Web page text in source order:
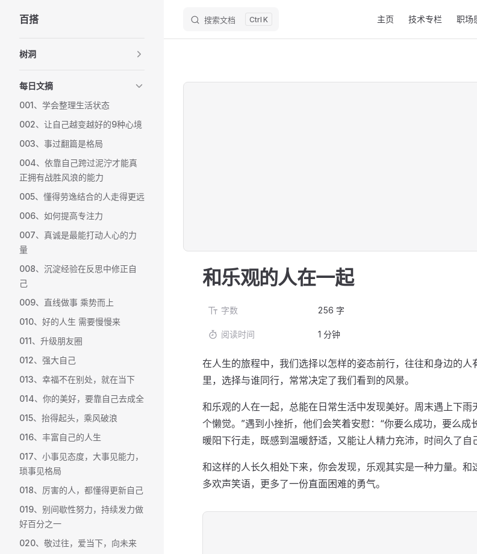
Skip to content
百搭 搜索文档 K 主页 技术专栏 职场
树洞
每日文摘
001、学会整理生活状态
002、让自己越变越好的9种心境
003、事过翻篇是格局
004、依靠自己跨过泥泞才能真
正拥有战胜风浪的能力
005、懂得劳逸结合的人走得更远
006、如何提高专注力
007、真诚是最能打动人心的力
量
008、沉淀经验在反思中修正自
己
009、直线做事 乘势而上
010、好的人生 需要慢慢来
011、升级朋友圈
012、强大自己
013、幸福不在别处，就在当下
014、你的美好，要靠自己去成全
015、抬得起头，乘风破浪
016、丰富自己的人生
017、小事见态度，大事见能力，
琐事见格局
018、厉害的人，都懂得更新自己
019、别间歇性努力，持续发力做
好百分之一
020、敬过往，爱当下，向未来
和乐观的人在一起
字数 256 字
阅读时间 1 分钟
在人生的旅程中，我们选择以怎样的姿态前行，往往和身边的人
里，选择与谁同行，常常决定了我们看到的风景。
和乐观的人在一起，总能在日常生活中发现美好。周末遇上下雨
个懒觉。”遇到小挫折，他们会笑着安慰：“你要么成功，要么成
暖阳下行走，既感到温暖舒适，又能让人精力充沛，时间久了自
和这样的人长久相处下来，你会发现，乐观其实是一种力量。
多欢声笑语，更多了一份直面困难的勇气。